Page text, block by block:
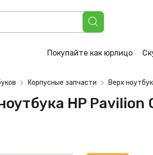
Покупайте как юрлицо
G7-1000, G7-1131SF, G7-1135sd
Корпусные запчасти Верх
HP Pavilion